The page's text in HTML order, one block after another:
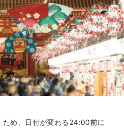
ため、日付が変わる24:00前に